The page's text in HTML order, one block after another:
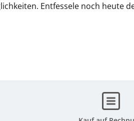
Entfessele noch heute